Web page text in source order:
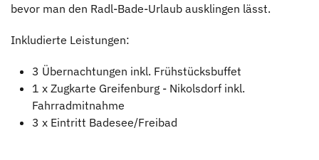
bevor man den Radl-Bade-Urlaub ausklingen lässt.
Inkludierte Leistungen:
3 Übernachtungen inkl. Frühstücksbuffet
1 x Zugkarte Greifenburg - Nikolsdorf inkl.
Fahrradmitnahme
3 x Eintritt Badesee/Freibad